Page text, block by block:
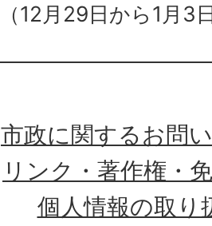
（12月29日から1月3
市政に関するお問
リンク・著作権・
個人情報の取り